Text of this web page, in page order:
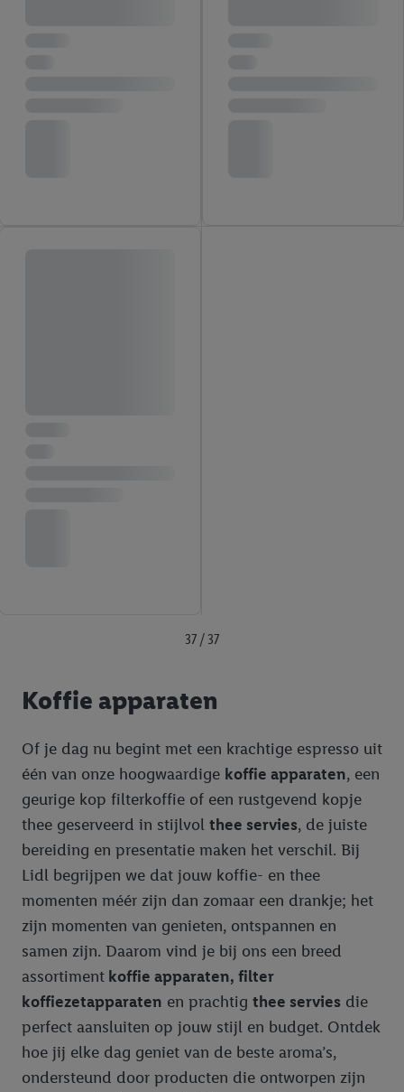
37 / 37
Koffie apparaten
Of je dag nu begint met een krachtige espresso uit
één van onze hoogwaardige koffie apparaten, een
geurige kop filterkoffie of een rustgevend kopje
thee geserveerd in stijlvol thee servies, de juiste
bereiding en presentatie maken het verschil. Bij
Lidl begrijpen we dat jouw koffie- en thee
momenten méér zijn dan zomaar een drankje; het
zijn momenten van genieten, ontspannen en
samen zijn. Daarom vind je bij ons een breed
assortiment koffie apparaten, filter
koffiezetapparaten en prachtig thee servies die
perfect aansluiten op jouw stijl en budget. Ontdek
hoe jij elke dag geniet van de beste aroma’s,
ondersteund door producten die ontworpen zijn